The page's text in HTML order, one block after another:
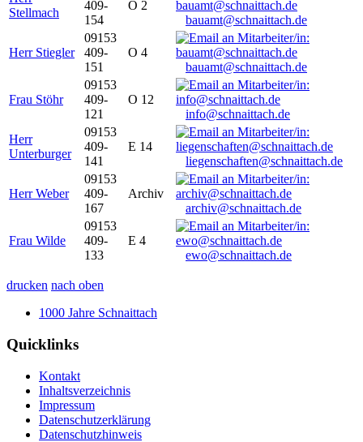
Stellmach
409-
154
O 2
bauamt@schnaittach.de
Herr Stiegler
09153
409-
151
O 4
bauamt@schnaittach.de
Frau Stöhr
09153
409-
121
O 12
info@schnaittach.de
Herr
Unterburger
09153
409-
141
E 14
liegenschaften@schnaittach.de
Herr Weber
09153
409-
167
Archiv
archiv@schnaittach.de
Frau Wilde
09153
409-
133
E 4
ewo@schnaittach.de
drucken nach oben
1000 Jahre Schnaittach
Quicklinks
Kontakt
Inhaltsverzeichnis
Impressum
Datenschutzerklärung
Datenschutzhinweis